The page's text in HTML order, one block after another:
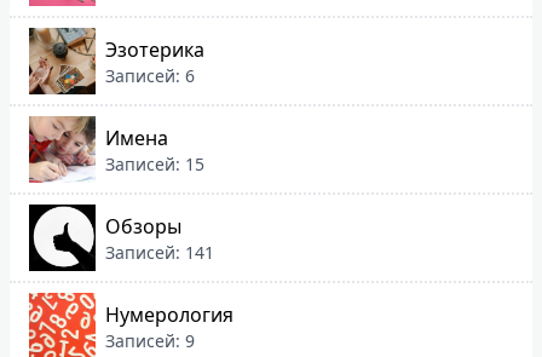
Эзотерика
Записей: 6
Имена
Записей: 15
Обзоры
Записей: 141
Нумерология
Записей: 9